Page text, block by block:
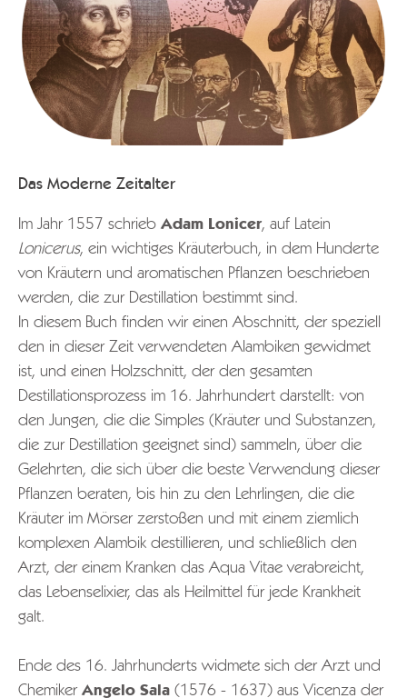
Das Moderne Zeitalter
Im Jahr 1557 schrieb Adam Lonicer, auf Latein
Lonicerus, ein wichtiges Kräuterbuch, in dem Hunderte
von Kräutern und aromatischen Pflanzen beschrieben
werden, die zur Destillation bestimmt sind.
In diesem Buch finden wir einen Abschnitt, der speziell
den in dieser Zeit verwendeten Alambiken gewidmet
ist, und einen Holzschnitt, der den gesamten
Destillationsprozess im 16. Jahrhundert darstellt: von
den Jungen, die die Simples (Kräuter und Substanzen,
die zur Destillation geeignet sind) sammeln, über die
Gelehrten, die sich über die beste Verwendung dieser
Pflanzen beraten, bis hin zu den Lehrlingen, die die
Kräuter im Mörser zerstoßen und mit einem ziemlich
komplexen Alambik destillieren, und schließlich den
Arzt, der einem Kranken das Aqua Vitae verabreicht,
das Lebenselixier, das als Heilmittel für jede Krankheit
galt.
Ende des 16. Jahrhunderts widmete sich der Arzt und
Chemiker Angelo Sala (1576 - 1637) aus Vicenza der